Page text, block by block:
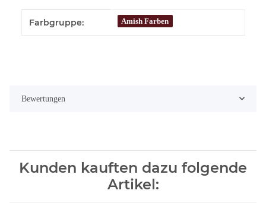
Produkteigenschaft
Wert
Farbgruppe: Amish Farben
Bewertungen
Kunden kauften dazu folgende
Artikel: